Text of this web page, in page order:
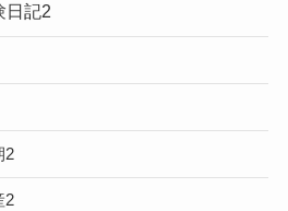
日記2
2
2